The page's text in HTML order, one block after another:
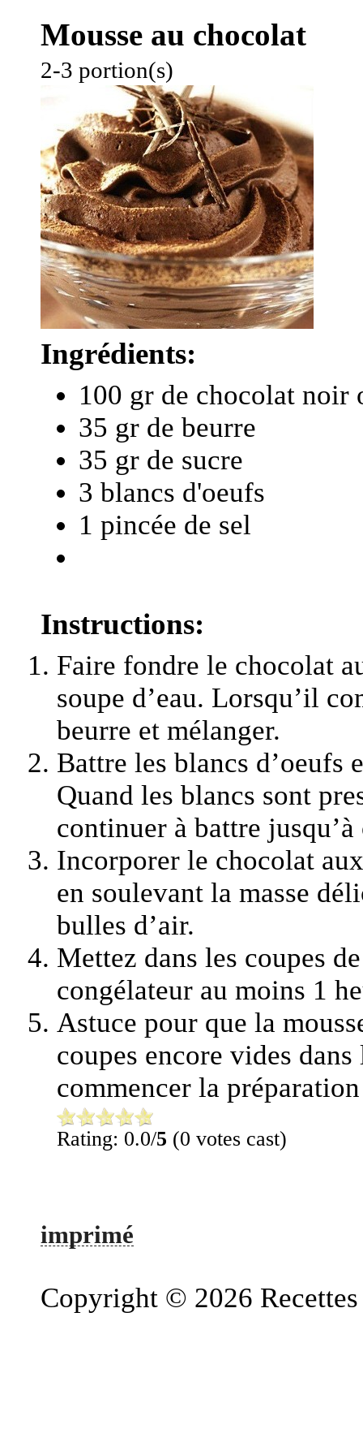
Mousse au chocolat
2-3 portion(s)
Ingrédients:
100 gr de chocolat noir
35 gr de beurre
35 gr de sucre
3 blancs d'oeufs
1 pincée de sel
Instructions:
Faire fondre le chocolat
soupe d’eau. Lorsqu’il
beurre et mélanger.
Battre les blancs d’oeufs
Quand les blancs sont
continuer à battre
Incorporer le chocolat
en soulevant la masse
bulles d’air.
Mettez dans les coupes
congélateur au moins 1
Astuce pour que la
coupes encore vides
commencer la
Rating: 0.0/5 (0 votes cast)
imprimé
Copyright © 2026